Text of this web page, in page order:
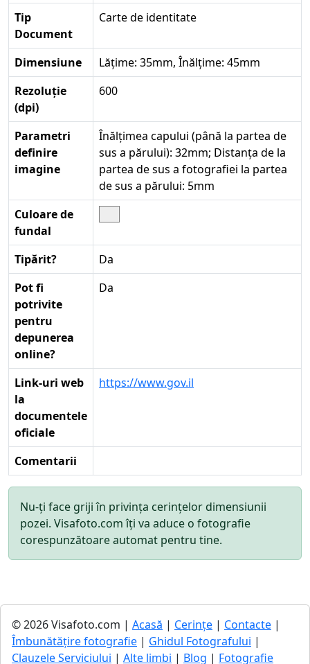
Tip
Document
Carte de identitate
Dimensiune
Lățime: 35mm, Înălțime: 45mm
Rezoluție
(dpi)
600
Parametri
definire
imagine
Înălțimea capului (până la partea de
sus a părului): 32mm; Distanța de la
partea de sus a fotografiei la partea
de sus a părului: 5mm
Culoare de
fundal
Tipărit?
Da
Pot fi
potrivite
pentru
depunerea
online?
Da
Link-uri web
la
documentele
oficiale
https://www.gov.il
Comentarii
Nu-ți face griji în privința cerințelor dimensiunii
pozei. Visafoto.com îți va aduce o fotografie
corespunzătoare automat pentru tine.
© 2026 Visafoto.com | Acasă | Cerințe | Contacte |
Îmbunătățire fotografie | Ghidul Fotografului |
Clauzele Serviciului | Alte limbi | Blog | Fotografie